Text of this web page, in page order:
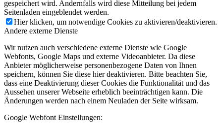
gespeichert wird. Andernfalls wird diese Mitteilung bei jedem
Seitenladen eingeblendet werden.
Hier klicken, um notwendige Cookies zu aktivieren/deaktivieren.
Andere externe Dienste
Wir nutzen auch verschiedene externe Dienste wie Google
Webfonts, Google Maps und externe Videoanbieter. Da diese
Anbieter möglicherweise personenbezogene Daten von Ihnen
speichern, können Sie diese hier deaktivieren. Bitte beachten Sie,
dass eine Deaktivierung dieser Cookies die Funktionalität und das
Aussehen unserer Webseite erheblich beeinträchtigen kann. Die
Änderungen werden nach einem Neuladen der Seite wirksam.
Google Webfont Einstellungen: